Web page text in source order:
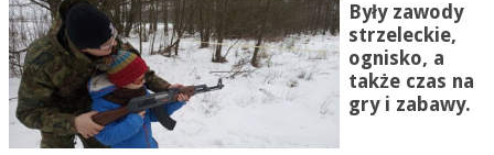
Były zawody
strzeleckie,
ognisko, a
także czas na
gry i zabawy.